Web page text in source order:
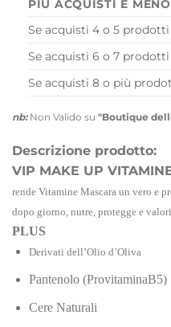
PIÙ ACQUISTI E
Se acquisti 4 o 5
Se acquisti 6 o 7
Se acquisti 8 o più
nb:Non Valido su "Boutique
Descrizione prodotto:
VIP MAKE UP
rende Vitamine Mascara un vero e
dopo giorno, nutre, protegge e
PLUS
Derivati dell’Olio d’Oliva
Pantenolo (ProvitaminaB5)
Cere Naturali